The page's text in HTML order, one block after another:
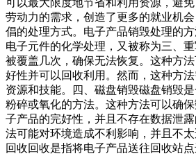
可以最大限度地节省和利用资源，避
劳动力的需求，创造了更多的就业机
倡的处理方式。电子产品销毁处理的
电子元件的化学处理，又被称为三、
被覆盖几次，确保无法恢复。这种方
好性并可以回收利用。然而，这种方法
资源和技能。四、磁盘销毁磁盘销毁
粉碎或氧化的方法。这种方法可以确
子产品的完好性，并且不存在数据泄
法可能对环境造成不利影响，并且不太
回收回收是指将电子产品送往回收站